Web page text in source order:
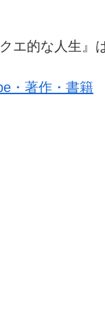
エ的な人生』
・著作・書籍